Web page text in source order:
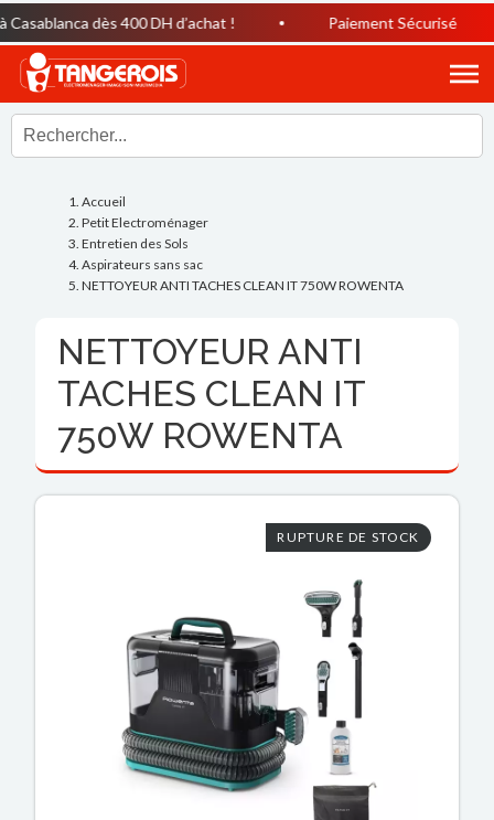
dès 400 DH d’achat ! Paiement Sécurisé
Accueil
Petit Electroménager
Entretien des Sols
Aspirateurs sans sac
NETTOYEUR ANTI TACHES CLEAN IT 750W ROWENTA
NETTOYEUR ANTI
TACHES CLEAN IT
750W ROWENTA
RUPTURE DE STOCK